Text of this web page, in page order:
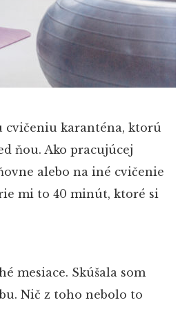
cvičeniu karanténa, ktorú
ňou. Ako pracujúcej
alebo na iné cvičenie
mi to 40 minút, ktoré si
mesiace. Skúšala som
Nič z toho nebolo to